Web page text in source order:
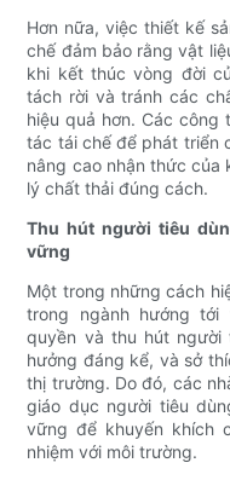
Hơn nữa, việc thiết kế
chế đảm bảo rằng vật
khi kết thúc vòng đời
tách rời và tránh các
hiệu quả hơn. Các
tác tái chế để phát triển
nâng cao nhận thức
lý chất thải đúng cách.
Thu hút người tiêu
vững
Một trong những cách
trong ngành hướng
quyền và thu hút người
hưởng đáng kể, và sở
thị trường. Do đó, các
giáo dục người tiêu
vững để khuyến khích
nhiệm với môi trường.